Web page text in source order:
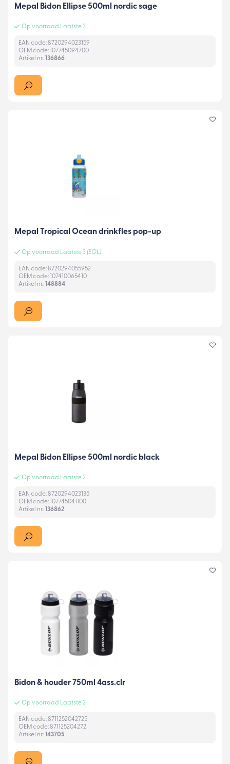
Mepal Bidon Ellipse 500ml nordic sage
Op voorraad Laatste 3
EAN code: 8720294023159
OEM code: 107745094700
Artikel nr.:136866
Mepal Tropical Ocean drinkfles pop-up
Op voorraad Laatste 3(EOL)
EAN code: 8720294055952
OEM code: 107410065410
Artikel nr.:148884
Mepal Bidon Ellipse 500ml nordic black
Op voorraad Laatste 2
EAN code: 8720294023135
OEM code: 107745041100
Artikel nr.:136862
Bidon & houder 750ml 4ass.clr
Op voorraad Laatste 2
EAN code: 8711252042725
OEM code: 871125204272
Artikel nr.: 143705